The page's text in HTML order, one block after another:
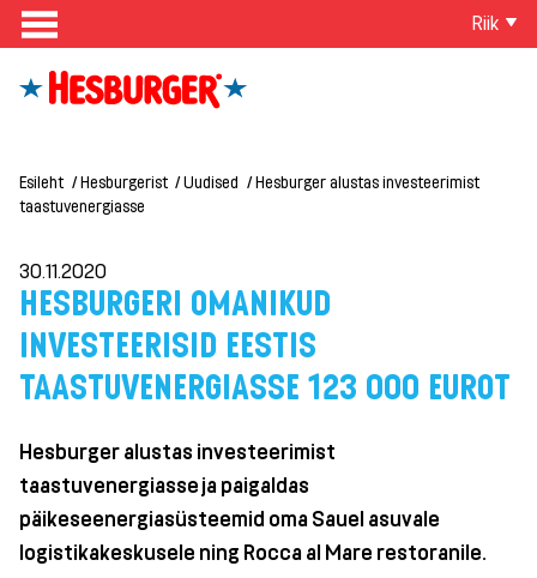
Riik
Esileht Hesburgerist Uudised
Hesburger alustas investeerimist
taastuvenergiasse
30.11.2020
HESBURGERI OMANIKUD
INVESTEERISID EESTIS
TAASTUVENERGIASSE 123 000 EUROT
Hesburger alustas investeerimist
taastuvenergiasse ja paigaldas
päikeseenergiasüsteemid oma Sauel asuvale
logistikakeskusele ning Rocca al Mare restoranile.